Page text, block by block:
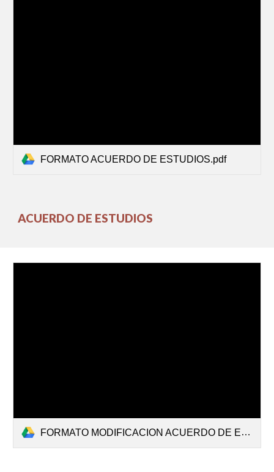
FORMATO ACUERDO DE ESTUDIOS.pdf
ACUERDO DE ESTUDIOS
FORMATO MODIFICACION ACUERDO DE ESTUDIOS.pdf